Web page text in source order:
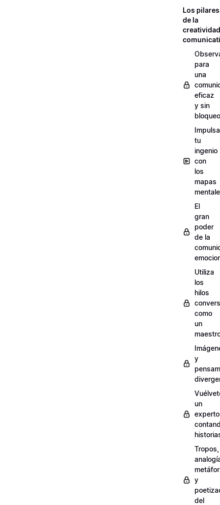
Los pilares
de la
creatividad
para
una
eficaz
y sin
Impulsa
tu
ingenio
con
los
mapas
El
gran
poder
de la
Utiliza
los
hilos
como
un
y
un
experto
Tropos,
y
del